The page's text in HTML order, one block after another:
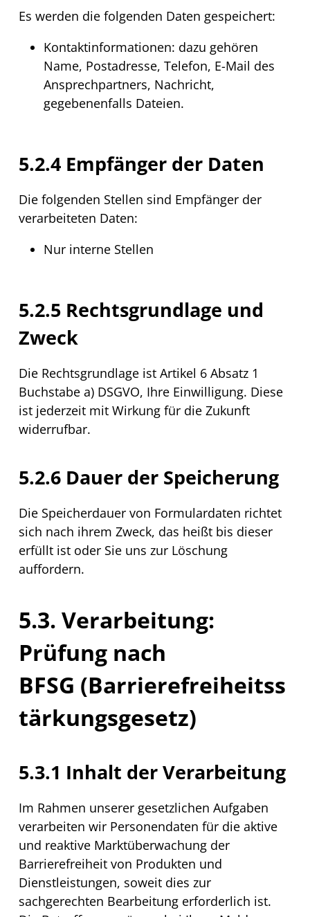
Es werden die folgenden Daten gespeichert:
Kontaktinformationen: dazu gehören
Name, Postadresse, Telefon, E-Mail des
Ansprechpartners, Nachricht,
gegebenenfalls Dateien.
5.2.4 Empfänger der Daten
Die folgenden Stellen sind Empfänger der
verarbeiteten Daten:
Nur interne Stellen
5.2.5 Rechtsgrundlage und
Zweck
Die Rechtsgrundlage ist Artikel 6 Absatz 1
Buchstabe a) DSGVO, Ihre Einwilligung. Diese
ist jederzeit mit Wirkung für die Zukunft
widerrufbar.
5.2.6 Dauer der Speicherung
Die Speicherdauer von Formulardaten richtet
sich nach ihrem Zweck, das heißt bis dieser
erfüllt ist oder Sie uns zur Löschung
auffordern.
5.3. Verarbeitung:
Prüfung nach
BFSG (Barrierefreiheitss
tärkungsgesetz)
5.3.1 Inhalt der Verarbeitung
Im Rahmen unserer gesetzlichen Aufgaben
verarbeiten wir Personendaten für die aktive
und reaktive Marktüberwachung der
Barrierefreiheit von Produkten und
Dienstleistungen, soweit dies zur
sachgerechten Bearbeitung erforderlich ist.